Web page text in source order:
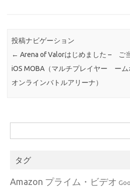
投稿ナビゲーション
← Arena of Valorはじめました –
iOS MOBA（マルチプレイヤー
オンラインバトルアリーナ）
ご
ー
索:
タグ
Amazon プライム・ビデオ